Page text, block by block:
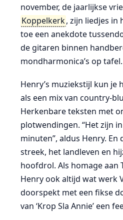
november, de jaarlijkse
Koppelkerk, zijn liedjes in
toe een anekdote
de gitaren binnen
mondharmonica’s op tafel.
Henry’s muziekstijl kun je
als een mix van country-
Herkenbare teksten met
plotwendingen. “Het zijn
minuten”, aldus Henry. En
streek, het landleven en
hoofdrol. Als homage aan
Henry ook altijd wat werk
doorspekt met een fikse
van ‘Krop Sla Annie’ een